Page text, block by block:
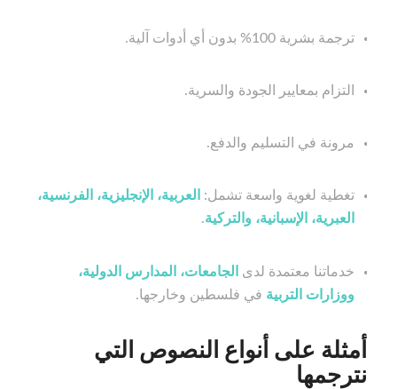
ترجمة بشرية 100% بدون أي أدوات آلية.
التزام بمعايير الجودة والسرية.
مرونة في التسليم والدفع.
تغطية لغوية واسعة تشمل:
العربية، الإنجليزية، الفرنسية،
العبرية، الإسبانية، والتركية.
خدماتنا معتمدة لدى
الجامعات، المدارس الدولية،
ووزارات التربية في فلسطين وخارجها.
أمثلة على أنواع النصوص التي
نترجمها